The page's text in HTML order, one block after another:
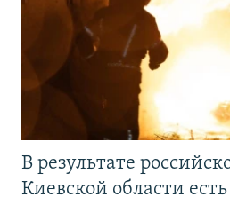
В результате
Киевской области